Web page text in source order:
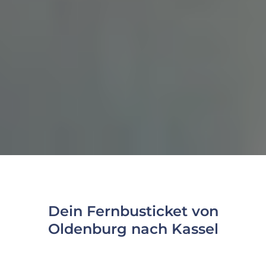
Dein Fernbusticket von
Oldenburg nach Kassel